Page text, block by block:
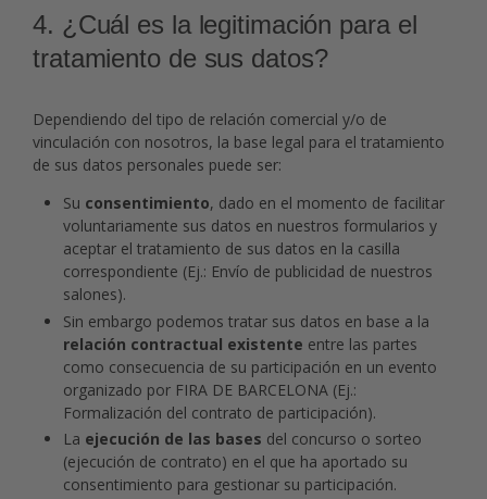
4. ¿Cuál es la legitimación para el
tratamiento de sus datos?
Dependiendo del tipo de relación comercial y/o de
vinculación con nosotros, la base legal para el tratamiento
de sus datos personales puede ser:
Su consentimiento, dado en el momento de facilitar
voluntariamente sus datos en nuestros formularios y
aceptar el tratamiento de sus datos en la casilla
correspondiente (Ej.: Envío de publicidad de nuestros
salones).
Sin embargo podemos tratar sus datos en base a la
relación contractual existente entre las partes
como consecuencia de su participación en un evento
organizado por FIRA DE BARCELONA (Ej.:
Formalización del contrato de participación).
La ejecución de las bases del concurso o sorteo
(ejecución de contrato) en el que ha aportado su
consentimiento para gestionar su participación.